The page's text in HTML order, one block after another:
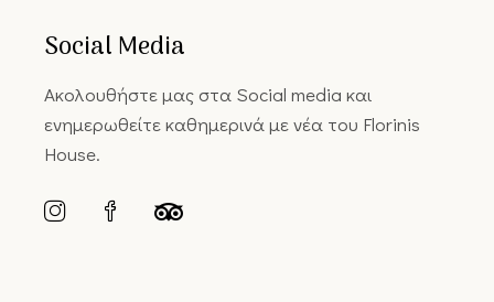
Social Media
Ακολουθήστε μας στα Social media και
ενημερωθείτε καθημερινά με νέα του Florinis
House.